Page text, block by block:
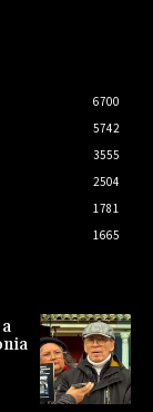
6700
5742
3555
2504
1781
1665